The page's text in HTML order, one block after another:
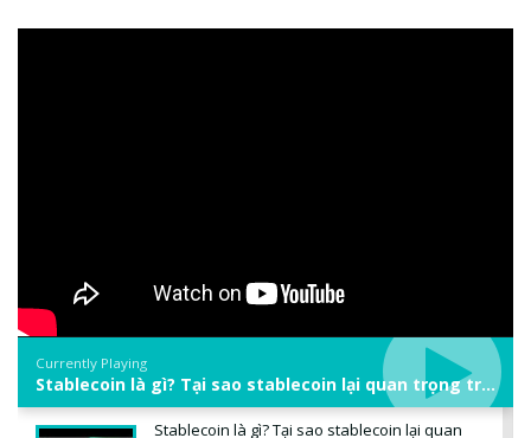
Currently Playing
Stablecoin là gì? Tại sao stablecoin lại quan trọng trong thị trường crypto? | Phổ cập Blockchain
Stablecoin là gì? Tại sao stablecoin lại quan